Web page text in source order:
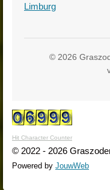
Limburg
© 2026
Hit Character Counter
© 2022 - 2026
Powered by JouwWeb